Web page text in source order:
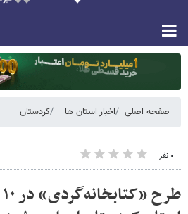
صفحه اصلی اخبار استان ها کردستان
۰ نفر